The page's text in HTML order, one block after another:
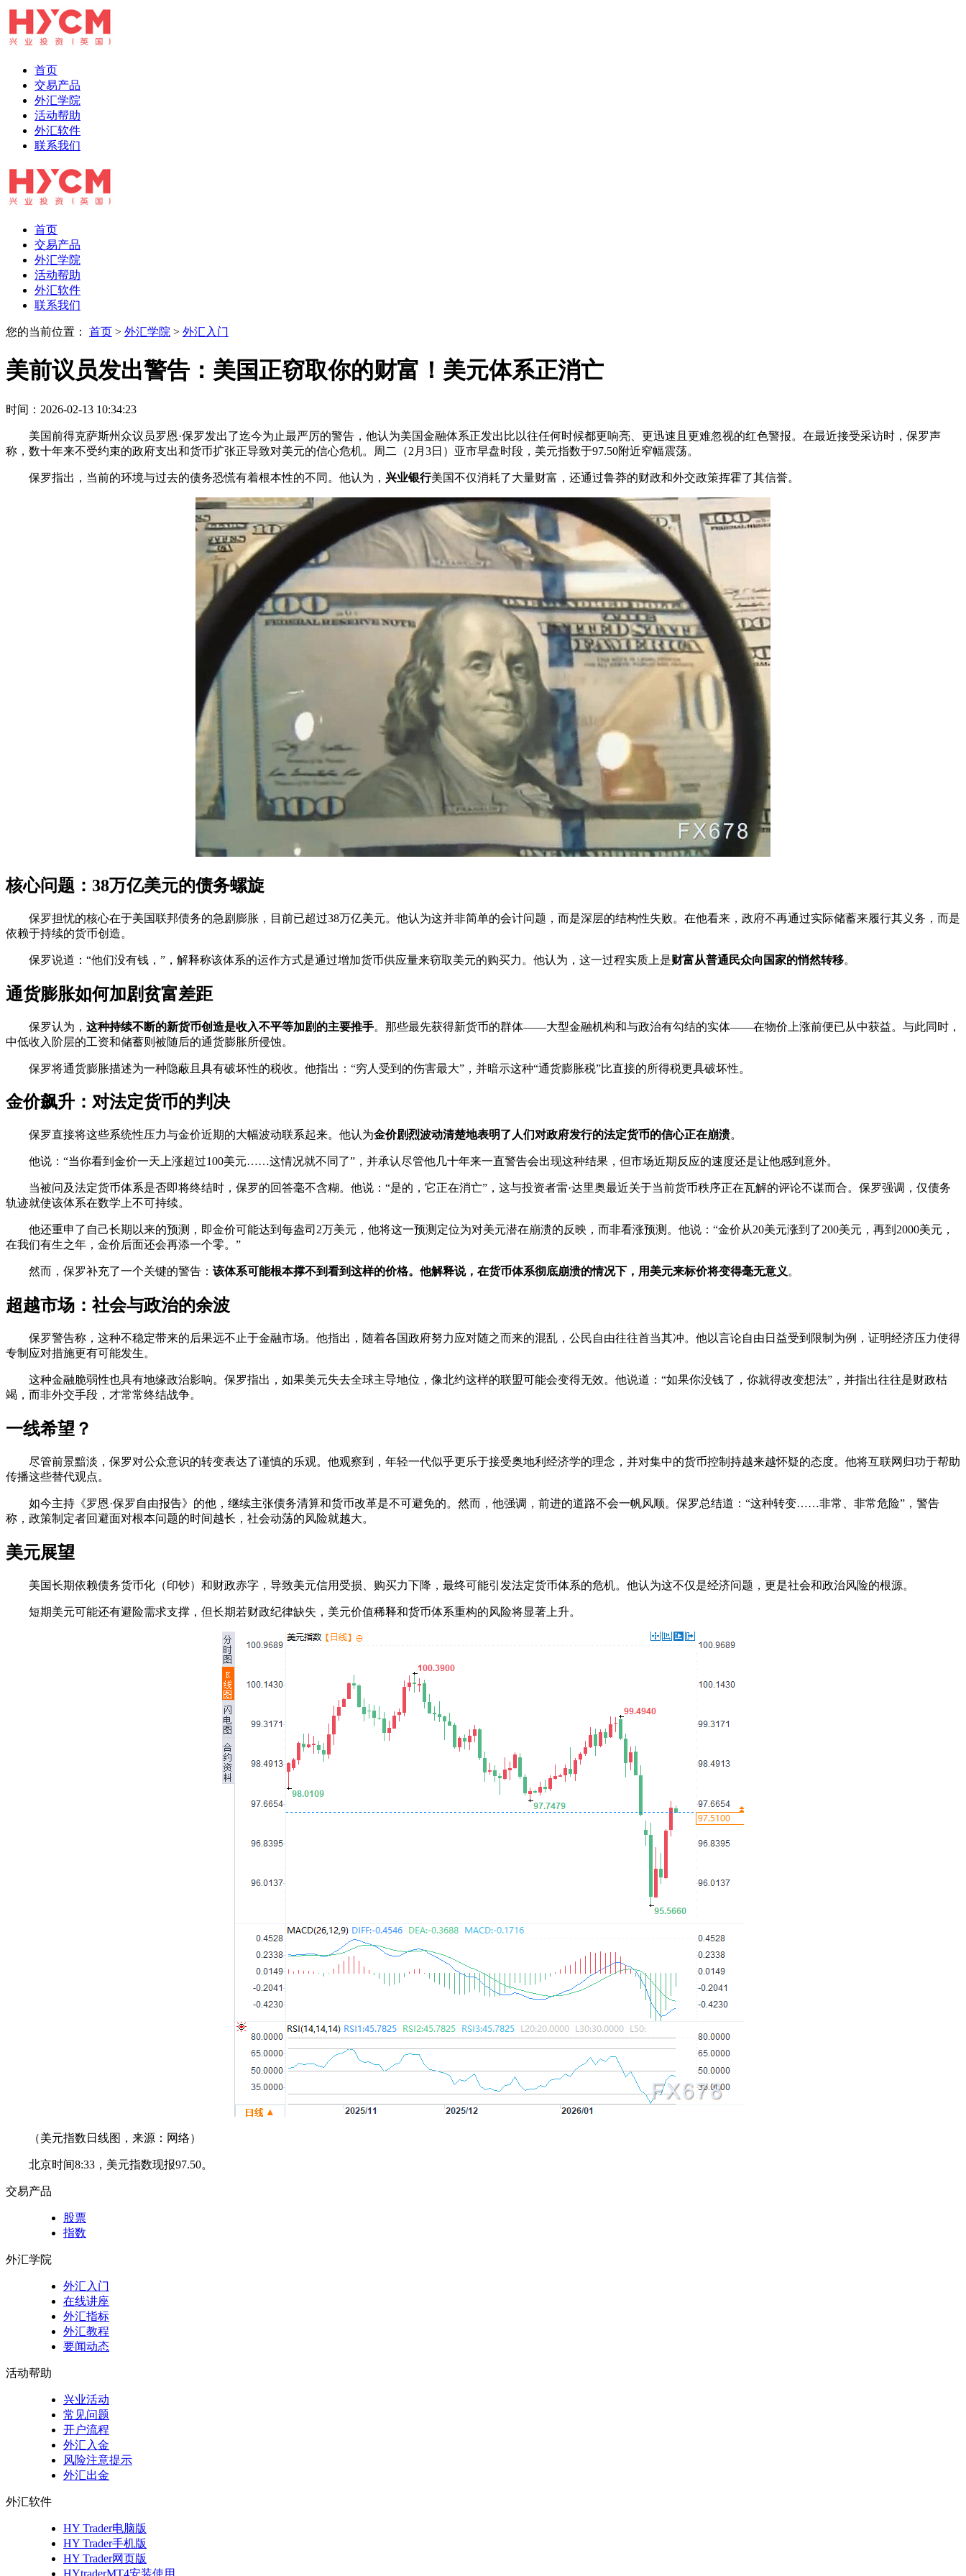
首页
交易产品
外汇学院
活动帮助
外汇软件
联系我们
首页
交易产品
外汇学院
活动帮助
外汇软件
联系我们
您的当前位置： 首页 > 外汇学院 > 外汇入门
美前议员发出警告：美国正窃取你的财富！美元体系正消亡
时间：2026-02-13 10:34:23
美国前得克萨斯州众议员罗恩·保罗发出了迄今为止最严厉的警告，他认为美国金融体系正发出比以往任何时候都更响亮、更迅速且更难忽视的红色警报。在最近接受采访时，保罗声
称，数十年来不受约束的政府支出和货币扩张正导致对美元的信心危机。周二（2月3日）亚市早盘时段，美元指数于97.50附近窄幅震荡。
保罗指出，当前的环境与过去的债务恐慌有着根本性的不同。他认为， 兴业银行美国不仅消耗了大量财富，还通过鲁莽的财政和外交政策挥霍了其信誉。
核心问题：38万亿美元的债务螺旋
保罗担忧的核心在于美国联邦债务的急剧膨胀，目前已超过38万亿美元。他认为这并非简单的会计问题，而是深层的结构性失败。在他看来，政府不再通过实际储蓄来履行其义务，而是
依赖于持续的货币创造。
保罗说道：“他们没有钱，”，解释称该体系的运作方式是通过增加货币供应量来窃取美元的购买力。他认为，这一过程实质上是财富从普通民众向国家的悄然转移。
通货膨胀如何加剧贫富差距
保罗认为， 这种持续不断的新货币创造是收入不平等加剧的主要推手。那些最先获得新货币的群体——大型金融机构和与政治有勾结的实体——在物价上涨前便已从中获益。与此同时，
中低收入阶层的工资和储蓄则被随后的通货膨胀所侵蚀。
保罗将通货膨胀描述为一种隐蔽且具有破坏性的税收。他指出：“穷人受到的伤害最大”，并暗示这种“通货膨胀税”比直接的所得税更具破坏性。
金价飙升：对法定货币的判决
保罗直接将这些系统性压力与金价近期的大幅波动联系起来。他认为金价剧烈波动清楚地表明了人们对政府发行的法定货币的信心正在崩溃。
他说：“当你看到金价一天上涨超过100美元……这情况就不同了”，并承认尽管他几十年来一直警告会出现这种结果，但市场近期反应的速度还是让他感到意外。
当被问及法定货币体系是否即将终结时，保罗的回答毫不含糊。他说：“是的，它正在消亡”，这与投资者雷·达里奥最近关于当前货币秩序正在瓦解的评论不谋而合。保罗强调，仅债务
轨迹就使该体系在数学上不可持续。
他还重申了自己长期以来的预测，即金价可能达到每盎司2万美元，他将这一预测定位为对美元潜在崩溃的反映，而非看涨预测。他说：“金价从20美元涨到了200美元，再到2000美元，
在我们有生之年，金价后面还会再添一个零。”
然而，保罗补充了一个关键的警告： 该体系可能根本撑不到看到这样的价格。他解释说，在货币体系彻底崩溃的情况下，用美元来标价将变得毫无意义 。
超越市场：社会与政治的余波
保罗警告称，这种不稳定带来的后果远不止于金融市场。他指出，随着各国政府努力应对随之而来的混乱，公民自由往往首当其冲。他以言论自由日益受到限制为例，证明经济压力使得
专制应对措施更有可能发生。
这种金融脆弱性也具有地缘政治影响。保罗指出，如果美元失去全球主导地位，像北约这样的联盟可能会变得无效。他说道：“如果你没钱了，你就得改变想法”，并指出往往是财政枯
竭，而非外交手段，才常常终结战争。
一线希望？
尽管前景黯淡，保罗对公众意识的转变表达了谨慎的乐观。他观察到，年轻一代似乎更乐于接受奥地利经济学的理念，并对集中的货币控制持越来越怀疑的态度。他将互联网归功于帮助
传播这些替代观点。
如今主持《罗恩·保罗自由报告》的他，继续主张债务清算和货币改革是不可避免的。然而，他强调，前进的道路不会一帆风顺。保罗总结道：“这种转变……非常、非常危险”，警告
称，政策制定者回避面对根本问题的时间越长，社会动荡的风险就越大。
美元展望
美国长期依赖债务货币化（印钞）和财政赤字，导致美元信用受损、购买力下降，最终可能引发法定货币体系的危机。他认为这不仅是经济问题，更是社会和政治风险的根源。
短期美元可能还有避险需求支撑，但长期若财政纪律缺失，美元价值稀释和货币体系重构的风险将显著上升。
（美元指数日线图，来源：网络）
北京时间8:33，美元指数现报97.50。
交易产品
股票
指数
外汇学院
外汇入门
在线讲座
外汇指标
外汇教程
要闻动态
活动帮助
兴业活动
常见问题
开户流程
外汇入金
风险注意提示
外汇出金
外汇软件
HY Trader电脑版
HY Trader手机版
HY Trader网页版
HYtraderMT4安装使用